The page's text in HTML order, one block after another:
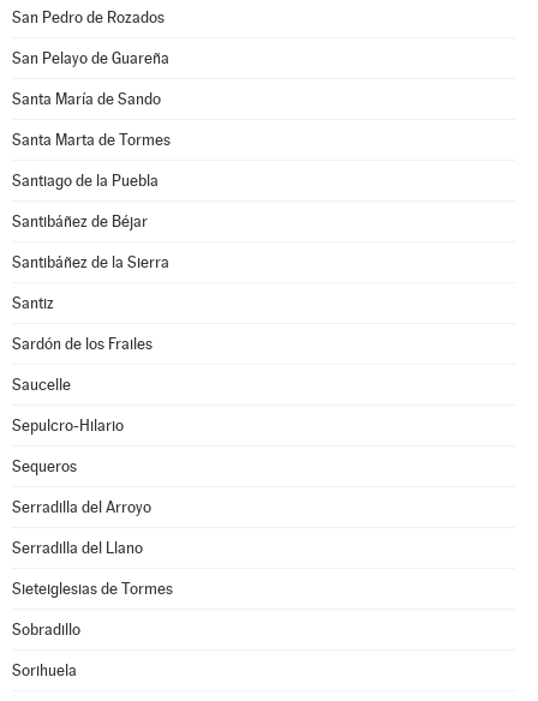
San Pedro de Rozados
San Pelayo de Guareña
Santa María de Sando
Santa Marta de Tormes
Santiago de la Puebla
Santibáñez de Béjar
Santibáñez de la Sierra
Santiz
Sardón de los Frailes
Saucelle
Sepulcro-Hilario
Sequeros
Serradilla del Arroyo
Serradilla del Llano
Sieteiglesias de Tormes
Sobradillo
Sorihuela